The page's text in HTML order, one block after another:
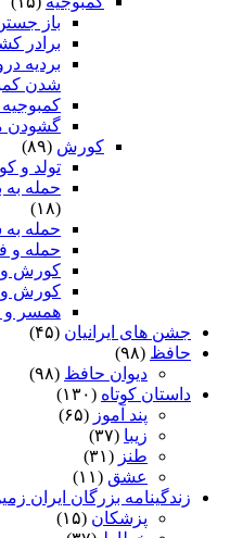
باز
برادر
بردیه
شدن
گشودن
کورش (۸۹)
تولد و
حمله
(۱۸)
حمله
حمله و
کورش و
کورش و
همسر و
جشن های ایرانیان (۴۵)
حافظ (۹۸)
دیوان حافظ (۹۸)
داستان کوتاه (۱۳۰)
پند آموز (۶۵)
زیبا (۳۷)
طنز (۳۱)
عشق (۱۱)
زندگینامه بزرگان ایران
پزشکان (۱۵)